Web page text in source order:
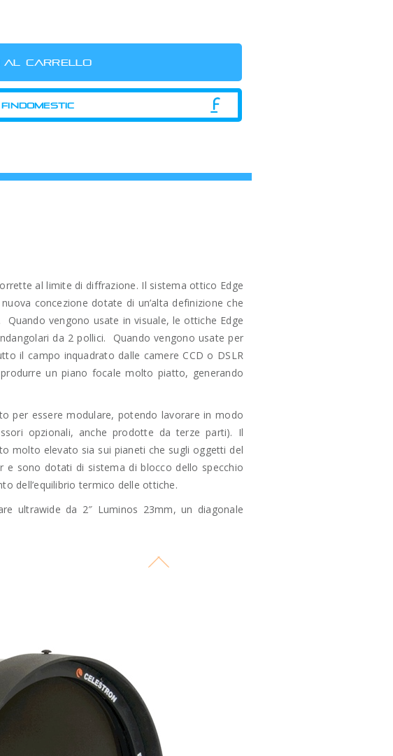
al limite di diffrazione. Il sistema ottico Edge
concezione dotate di un’alta definizione che
vengono usate in visuale, le ottiche Edge
da 2 pollici. Quando vengono usate per
il campo inquadrato dalle camere CCD o DSLR
un piano focale molto piatto, generando
per essere modulare, potendo lavorare in modo
opzionali, anche prodotte da terze parti). Il
molto elevato sia sui pianeti che sugli oggetti del
e sono dotati di sistema di blocco dello specchio
dell’equilibrio termico delle ottiche.
ultrawide da 2″ Luminos 23mm, un diagonale